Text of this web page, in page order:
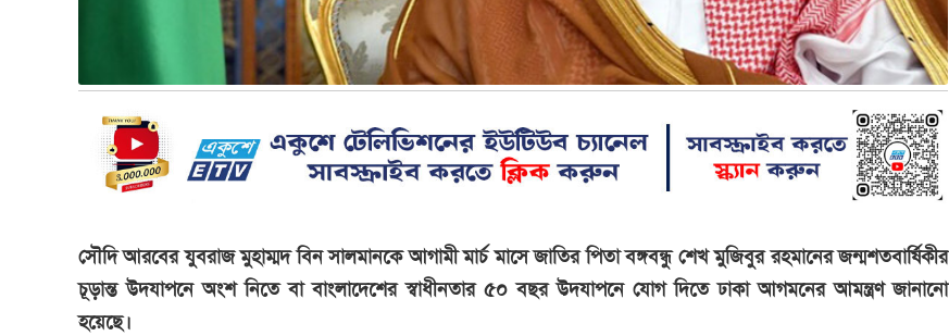
সৌদি আরবের যুবরাজ মুহাম্মদ বিন সালমানকে আগামী মার্চ মাসে জাতির পিতা বঙ্গবন্ধু শেখ মুজিবুর রহমানের জন্মশতবার্ষিকীর
চূড়ান্ত উদযাপনে অংশ নিতে বা বাংলাদেশের স্বাধীনতার ৫০ বছর উদযাপনে যোগ দিতে ঢাকা আগমনের আমন্ত্রণ জানানো
হয়েছে।